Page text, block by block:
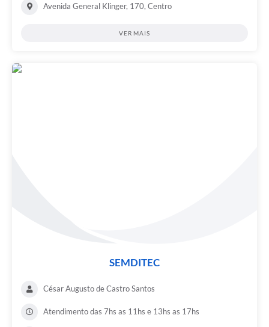
Avenida General Klinger, 170, Centro
VER MAIS
SEMDITEC
César Augusto de Castro Santos
Atendimento das 7hs as 11hs e 13hs as 17hs